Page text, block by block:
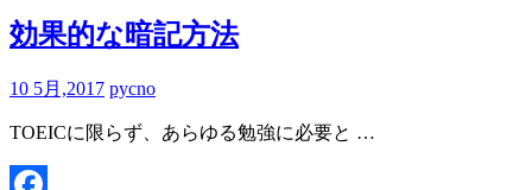
効果的な暗記方法
10 5月,2017 pycno
TOEICに限らず、あらゆる勉強に必要と …